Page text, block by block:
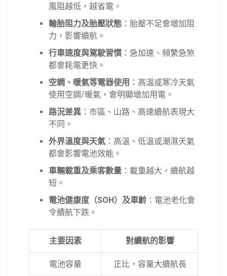
風阻越低，越省電。
輪胎阻力及胎壓狀態 ：胎壓不足會增加阻
力，影響續航。
行車速度與駕駛習慣 ：急加速、頻繁急煞
都會耗電更快。
空調、暖氣等電器使用 ：高溫或寒冷天氣
使用空調/暖氣，會明顯增加用電。
路況差異 ：市區、山路、高速續航表現大
不同。
外界溫度與天氣 ：高溫、低溫或潮濕天氣
都會影響電池效能。
車輛載重及乘客數量 ：載重越大，續航越
短。
電池健康度（SOH）及車齡 ：電池老化會
令續航下跌。
主要因素 對續航的影響
電池容量 正比，容量大續航長